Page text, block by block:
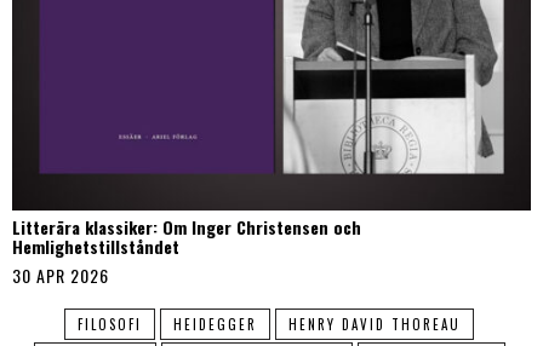
Litterära klassiker: Om Inger Christensen och
Hemlighetstillståndet
30 APR 2026
FILOSOFI HEIDEGGER
HENRY DAVID THOREAU